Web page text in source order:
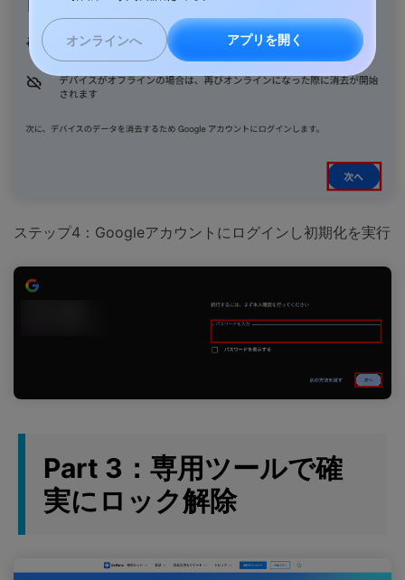
オンラインへ アプリを開く
ステップ4：Googleアカウントにログインし初期化を実行
Part 3：専用ツールで確
実にロック解除